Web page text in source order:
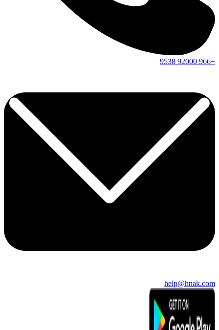
+966
92000
9538
help@hnak.com